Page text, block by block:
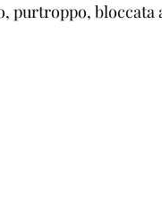
purtroppo, bloccata